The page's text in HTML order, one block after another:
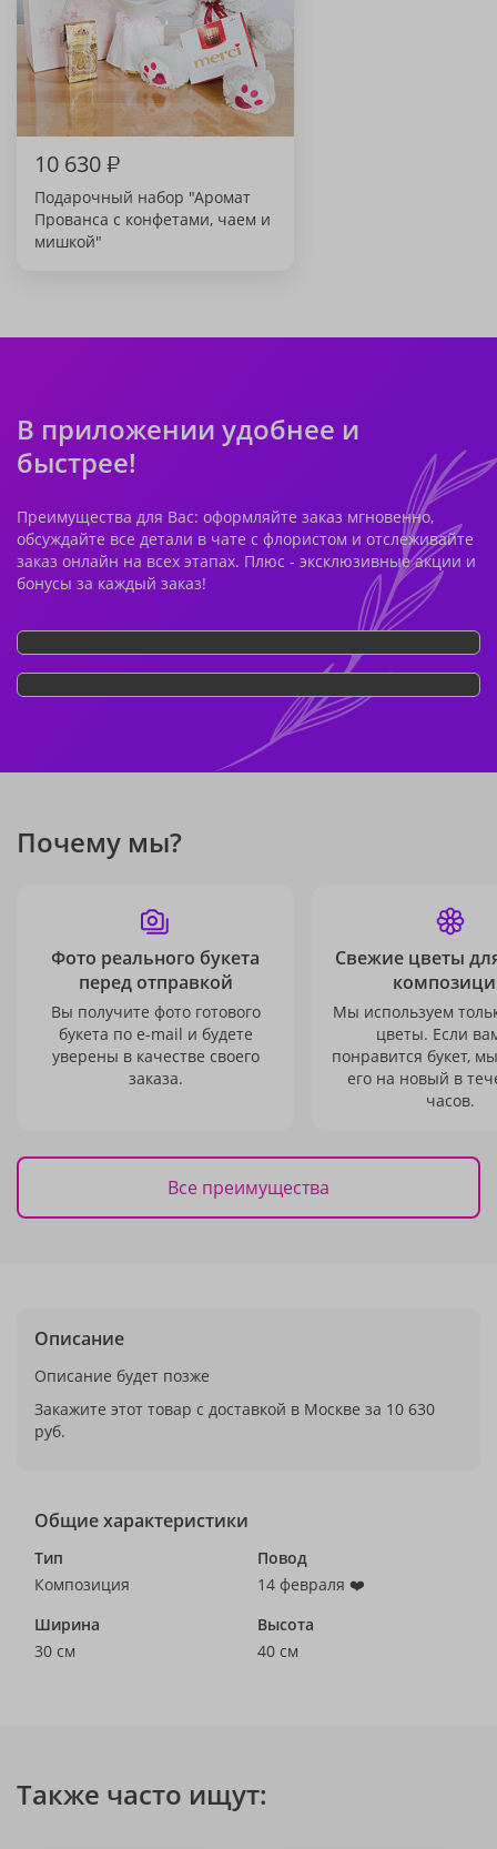
10 630₽
Подарочный набор "Аромат
Прованса с конфетами, чаем и
мишкой"
В приложении удобнее и
быстрее!
Преимущества для Вас: оформляйте заказ мгновенно,
обсуждайте все детали в чате с флористом и отслеживайте
заказ онлайн на всех этапах. Плюс - эксклюзивные акции и
бонусы за каждый заказ!
Почему мы?
Фото реального букета
перед отправкой
Вы получите фото готового
букета по e-mail и будете
уверены в качестве своего
заказа.
Свежие цветы
Мы используем
цветы. Если
понравится букет,
его на новый в
часов.
Все преимущества
Описание
Описание будет позже
Закажите этот товар с доставкой в Москве за 10 630
руб.
Общие характеристики
Тип
Композиция
Повод
14 февраля ❤️
Ширина
30 см
Высота
40 см
Также часто ищут: